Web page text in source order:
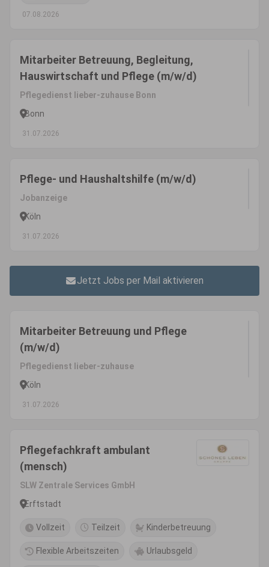
07.08.2026
Mitarbeiter Betreuung, Begleitung,
Hauswirtschaft und Pflege (m/w/d)
Pflegedienst lieber-zuhause Bonn
Bonn
31.07.2026
Pflege- und Haushaltshilfe (m/w/d)
Jobanzeige
Köln
31.07.2026
Jetzt Jobs per Mail aktivieren
Mitarbeiter Betreuung und Pflege
(m/w/d)
Pflegedienst lieber-zuhause
Köln
31.07.2026
Pflegefachkraft ambulant
(mensch)
SLW Zentrale Services GmbH
Erftstadt
Vollzeit Teilzeit Kinderbetreuung
Flexible Arbeitszeiten Urlaubsgeld